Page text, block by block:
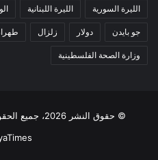
الليرة السورية الليرة اللبنانية
جو بايدن دولار زلزال
وزارة الصحة الفلسطينية
© حقوق النشر 2026، جميع الحقوق محفوظة |